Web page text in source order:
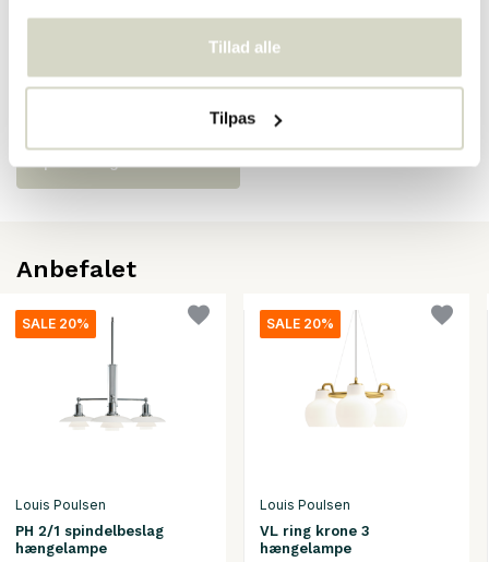
Tillad alle
Tilpas
Anbefalet
SALE 20%
Louis Poulsen
PH 2/1 spindelbeslag
hængelampe
SALE 20%
Louis Poulsen
VL ring krone 3
hængelampe